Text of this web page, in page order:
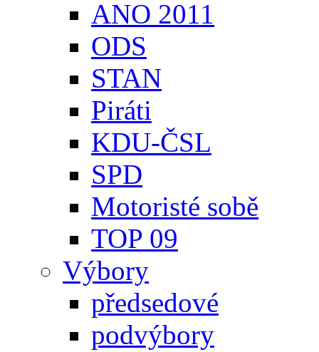
ANO 2011
ODS
STAN
Piráti
KDU-ČSL
SPD
Motoristé sobě
TOP 09
Výbory
předsedové
podvýbory